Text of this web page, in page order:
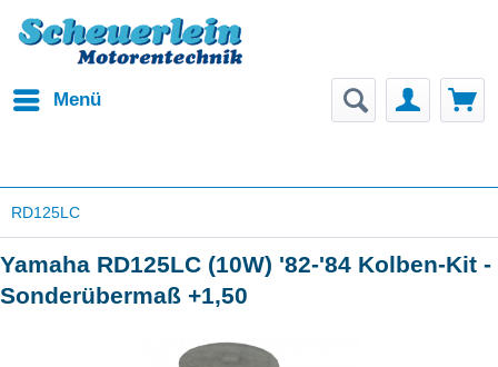
Menü
RD125LC
Yamaha RD125LC (10W) '82-'84 Kolben-Kit -
Sonderübermaß +1,50